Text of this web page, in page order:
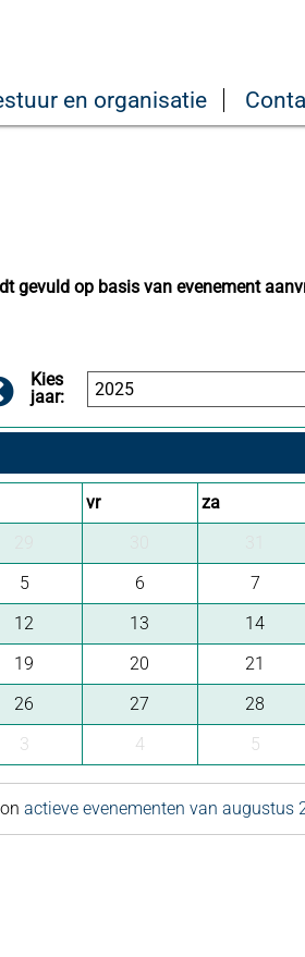
en organisatie
gevuld op basis van evenement
Kies
jaar:
vr za
5 6 7
12 13 14
19 20 21
26 27 28
3 4 5
actieve evenementen van augustus